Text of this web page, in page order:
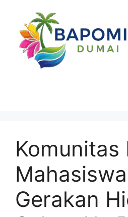
Komunitas
Gerakan